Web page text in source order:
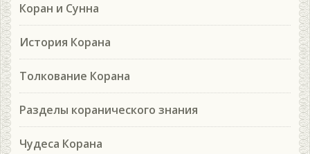
Коран и Сунна
История Корана
Толкование Корана
Разделы коранического знания
Чудеса Корана